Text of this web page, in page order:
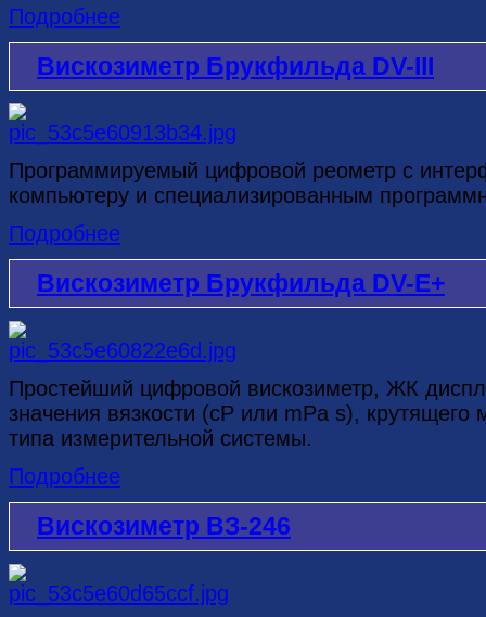
Подробнее
Вискозиметр Брукфильда DV-III
Программируемый цифровой реометр с
компьютеру и специализированным
Подробнее
Вискозиметр Брукфильда DV-Е+
Простейший цифровой вискозиметр, ЖК
значения вязкости (cP или mPa s),
типа измерительной системы.
Подробнее
Вискозиметр ВЗ-246